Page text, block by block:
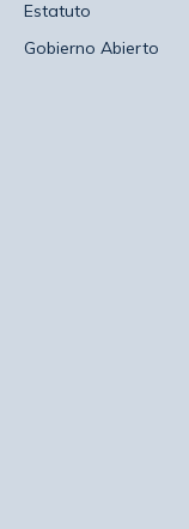
Estatuto
Gobierno Abierto